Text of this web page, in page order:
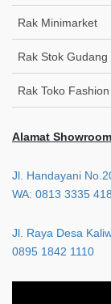
Rak Minimarket
Rak Stok Gudang
Rak Toko Fashion
Alamat Showroom
Jl. Handayani
WA: 0813 3335
Jl. Raya Desa
0895 1842 1110